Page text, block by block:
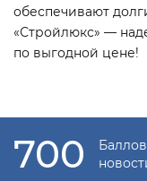
обеспечивают
«Стройлюкс» —
по выгодной цене!
700